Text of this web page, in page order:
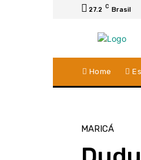
27.2 C Brasil
Home
MARICÁ